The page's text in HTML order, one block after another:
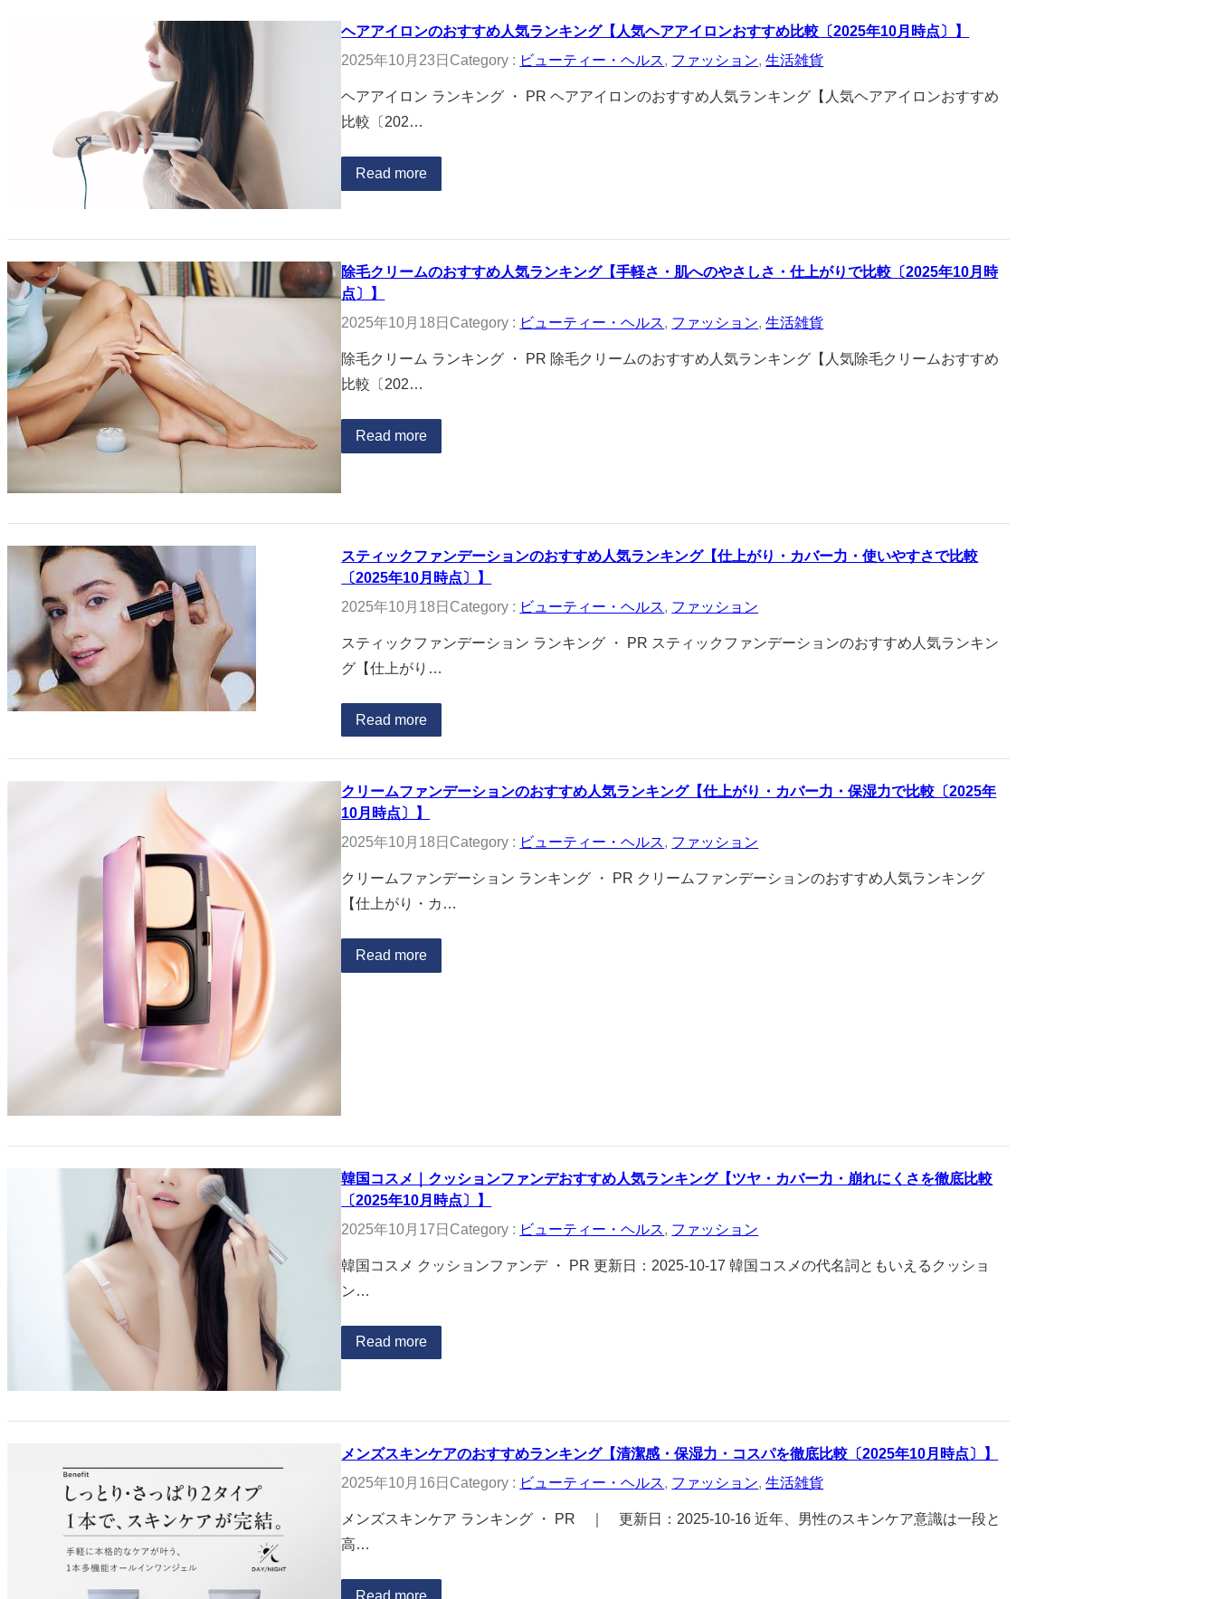
ヘアアイロンのおすすめ人気ランキング【人気ヘアアイロンおすすめ比較〔2025年10月時点〕】
2025年10月23日 Category : ビューティー・ヘルス, ファッション, 生活雑貨
ヘアアイロン ランキング ・ PR ヘアアイロンのおすすめ人気ランキング【人気ヘアアイロンおすすめ
比較〔202…
Read more
除毛クリームのおすすめ人気ランキング【手軽さ・肌へのやさしさ・仕上がりで比較〔2025年10月時
点〕】
2025年10月18日 Category : ビューティー・ヘルス, ファッション, 生活雑貨
除毛クリーム ランキング ・ PR 除毛クリームのおすすめ人気ランキング【人気除毛クリームおすすめ
比較〔202…
Read more
スティックファンデーションのおすすめ人気ランキング【仕上がり・カバー力・使いやすさで比較
〔2025年10月時点〕】
2025年10月18日 Category : ビューティー・ヘルス, ファッション
スティックファンデーション ランキング ・ PR スティックファンデーションのおすすめ人気ランキン
グ【仕上がり…
Read more
クリームファンデーションのおすすめ人気ランキング【仕上がり・カバー力・保湿力で比較〔2025年
10月時点〕】
2025年10月18日 Category : ビューティー・ヘルス, ファッション
クリームファンデーション ランキング ・ PR クリームファンデーションのおすすめ人気ランキング
【仕上がり・カ…
Read more
韓国コスメ｜クッションファンデおすすめ人気ランキング【ツヤ・カバー力・崩れにくさを徹底比較
〔2025年10月時点〕】
2025年10月17日 Category : ビューティー・ヘルス, ファッション
韓国コスメ クッションファンデ ・ PR 更新日：2025-10-17 韓国コスメの代名詞ともいえるクッショ
ン…
Read more
メンズスキンケアのおすすめランキング【清潔感・保湿力・コスパを徹底比較〔2025年10月時点〕】
2025年10月16日 Category : ビューティー・ヘルス, ファッション, 生活雑貨
メンズスキンケア ランキング ・ PR ｜ 更新日：2025-10-16 近年、男性のスキンケア意識は一段と
高…
Read more